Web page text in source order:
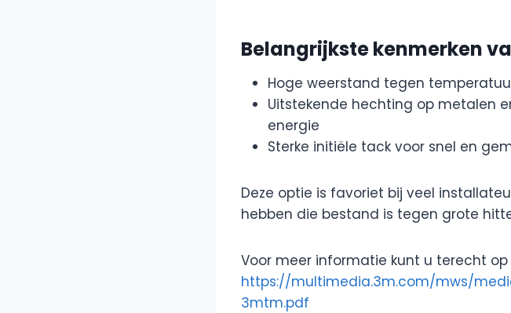
Belangrijkste kenmerken
Hoge weerstand tegen
Uitstekende hechting op metalen
energie
Sterke initiële tack voor snel en
Deze optie is favoriet bij veel
hebben die bestand is tegen grote
Voor meer informatie kunt u terecht op
https://multimedia.3m.com/mws/
3mtm.pdf